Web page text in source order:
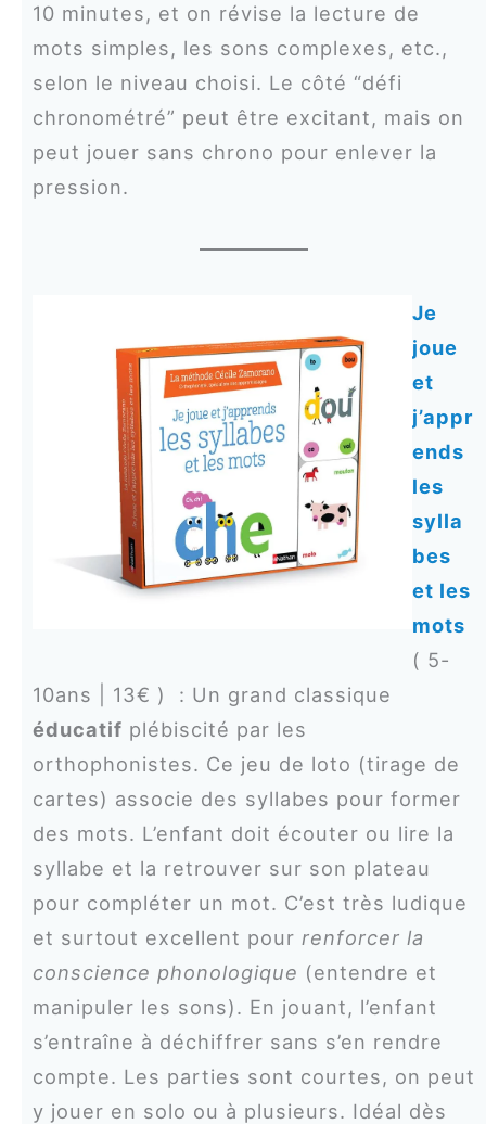
10 minutes, et on révise la lecture de
mots simples, les sons complexes, etc.,
selon le niveau choisi. Le côté “défi
chronométré” peut être excitant, mais on
peut jouer sans chrono pour enlever la
pression.
Je
joue
et
j’appr
ends
les
sylla
bes
et les
mots
( 5-
10ans | 13€ ) : Un grand classique
éducatif plébiscité par les
orthophonistes. Ce jeu de loto (tirage de
cartes) associe des syllabes pour former
des mots. L’enfant doit écouter ou lire la
syllabe et la retrouver sur son plateau
pour compléter un mot. C’est très ludique
et surtout excellent pour renforcer la
conscience phonologique (entendre et
manipuler les sons). En jouant, l’enfant
s’entraîne à déchiffrer sans s’en rendre
compte. Les parties sont courtes, on peut
y jouer en solo ou à plusieurs. Idéal dès